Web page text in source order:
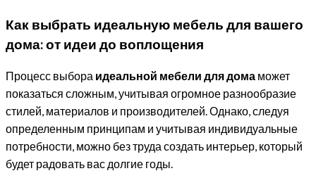
Как выбрать идеальную мебель для вашего
дома: от идеи до воплощения
Процесс выбора идеальной мебели для дома может
показаться сложным, учитывая огромное разнообразие
стилей, материалов и производителей. Однако, следуя
определенным принципам и учитывая индивидуальные
потребности, можно без труда создать интерьер, который
будет радовать вас долгие годы.